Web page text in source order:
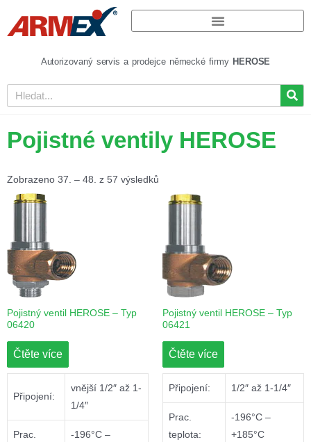
Autorizovaný servis a prodejce německé firmy HEROSE
Pojistné ventily HEROSE
Zobrazeno 37. – 48. z 57 výsledků
Pojistný ventil HEROSE – Typ
06420
Čtěte více
Připojení:
vnější 1/2″ až 1-
1/4″
Prac.
-196°C –
Pojistný ventil HEROSE – Typ
06421
Čtěte více
Připojení: 1/2″ až 1-1/4″
Prac.
teplota:
-196°C –
+185°C